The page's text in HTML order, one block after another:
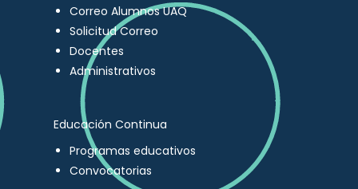
Correo Alumnos UAQ
Solicitud Correo
Docentes
Administrativos
Educación Continua
Programas educativos
Convocatorias